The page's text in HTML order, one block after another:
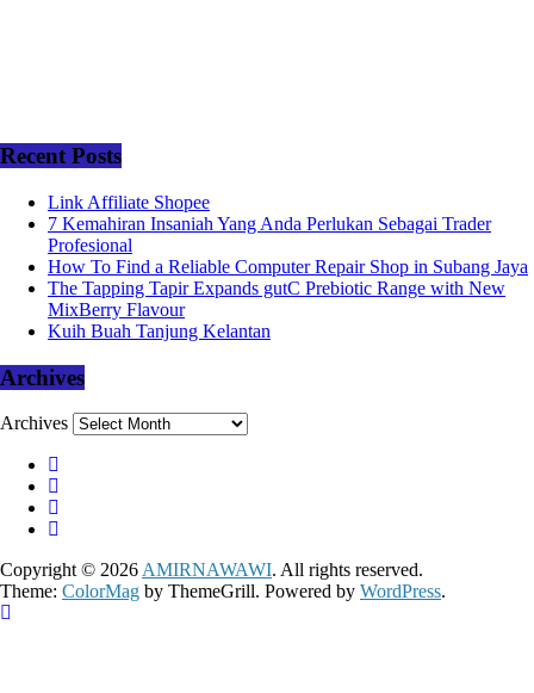
Recent Posts
Link Affiliate Shopee
7 Kemahiran Insaniah Yang Anda Perlukan Sebagai Trader
Profesional
How To Find a Reliable Computer Repair Shop in Subang Jaya
The Tapping Tapir Expands gutC Prebiotic Range with New
MixBerry Flavour
Kuih Buah Tanjung Kelantan
Archives
Archives
Copyright © 2026 AMIRNAWAWI. All rights reserved.
Theme: ColorMag by ThemeGrill. Powered by WordPress.